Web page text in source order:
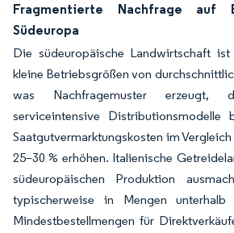
Fragmentierte Nachfrage auf
Südeuropa
Die südeuropäische Landwirtschaft
kleine Betriebsgrößen von
was Nachfragemuster erzeugt,
serviceintensive Distributionsmodelle
Saatgutvermarktungskosten im
25–30 % erhöhen. Italienische
südeuropäischen Produktion
typischerweise in Mengen unterhalb
Mindestbestellmengen für